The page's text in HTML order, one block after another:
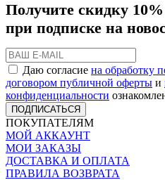
Получите скидку
при подписке на
Даю согласие на обработку
договором публичной оферты и
конфиденциальности
ПОДПИСАТЬСЯ
ПОКУПАТЕЛЯМ
МОЙ АККАУНТ
МОИ ЗАКАЗЫ
ДОСТАВКА И ОПЛАТА
ПРАВИЛА ВОЗВРАТА